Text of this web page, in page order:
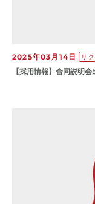
2025年03月14日 リ
【採用情報】合同説明